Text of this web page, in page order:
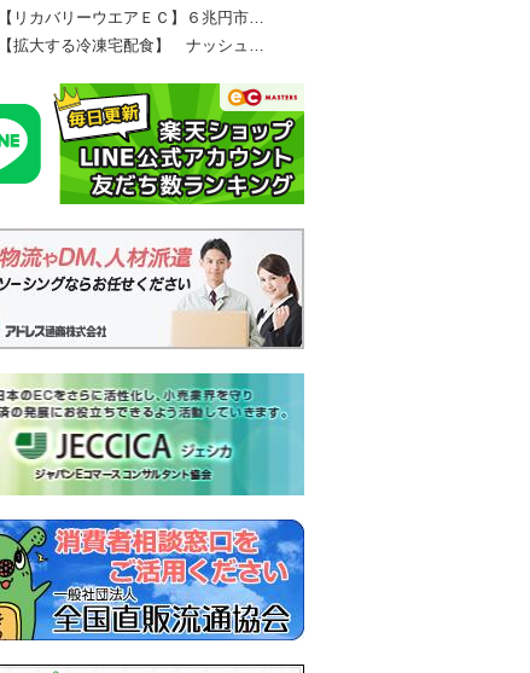
【リカバリーウエアＥＣ】６兆円市…
【拡大する冷凍宅配食】 ナッシュ…